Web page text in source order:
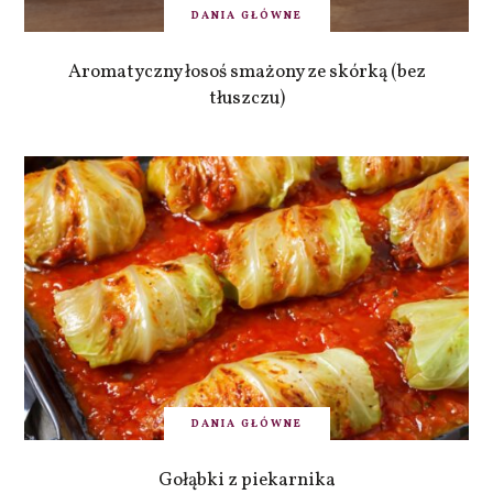
DANIA GŁÓWNE
Aromatyczny łosoś smażony ze skórką (bez
tłuszczu)
DANIA GŁÓWNE
Gołąbki z piekarnika